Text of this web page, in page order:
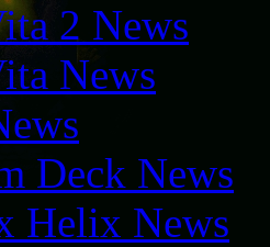
2 News
News
Deck News
Helix News